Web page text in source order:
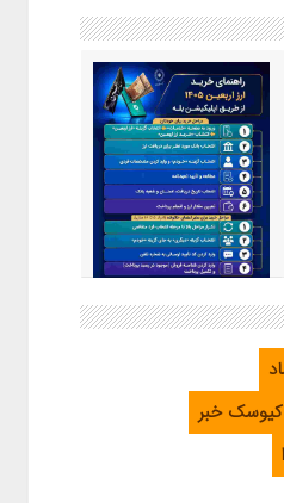
اینفوگرافیک / راهنمای خرید ارز
اربعین از طریق اپلیکیشن بله
کیوسک خبر